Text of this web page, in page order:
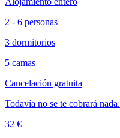
2 - 6 personas
3 dormitorios
5 camas
Cancelación gratuita
Todavía no se te cobrará nada.
32 €